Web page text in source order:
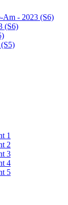
- 2023 (S6)
(S6)
1
2
3
4
5